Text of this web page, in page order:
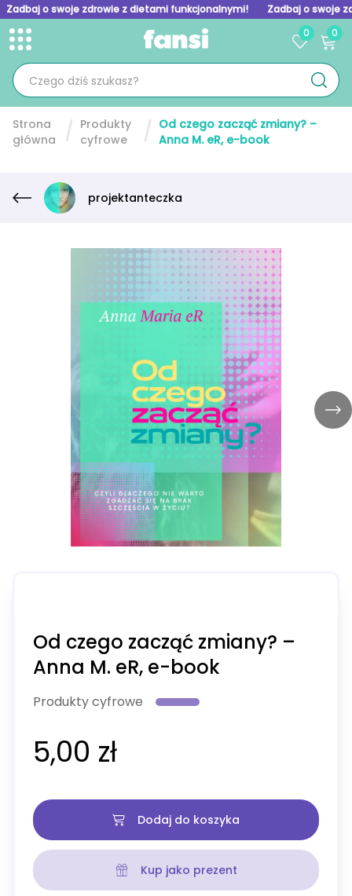
Zadbaj o swoje zdrowie z dietami funkcjonalnymi! Zadbaj o swoje
Toggle menu
0 0
Strona
główna
Produkty
cyfrowe
Od czego zacząć zmiany? –
Anna M. eR, e-book
projektanteczka
Od czego zacząć zmiany? –
Anna M. eR, e-book
Produkty cyfrowe
5,00 zł
Dodaj do koszyka
Kup jako prezent